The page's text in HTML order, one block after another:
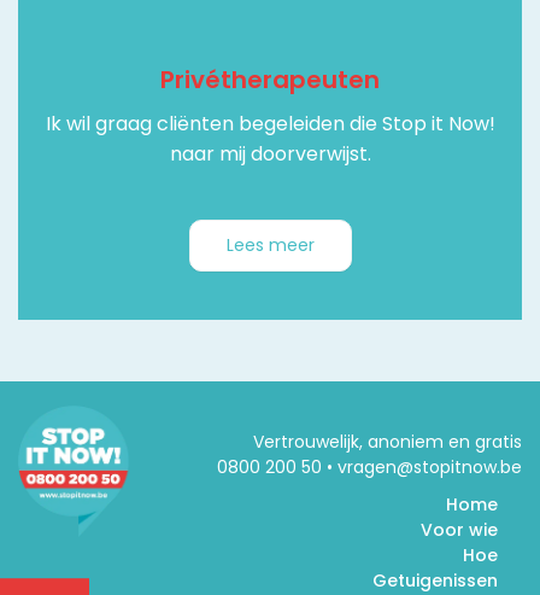
Privétherapeuten
Ik wil graag cliënten begeleiden die Stop it Now!
naar mij doorverwijst.
Lees meer
Vertrouwelijk, anoniem en gratis
0800 200 50 • vragen@stopitnow.be
Home
Voor wie
Hoe
Getuigenissen